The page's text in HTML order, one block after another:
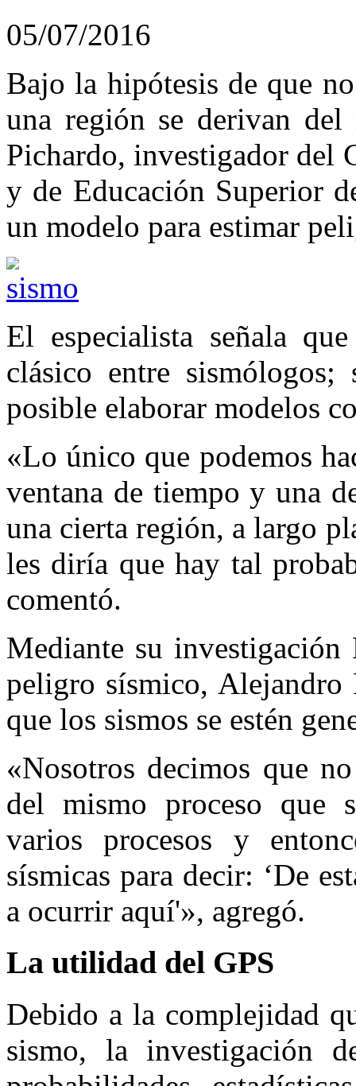
05/07/2016
Bajo la hipótesis de que
una región se derivan del
Pichardo, investigador del
y de Educación Superior
un modelo para estimar
El especialista señala
clásico entre
posible elaborar modelos
«Lo único que podemos
ventana de tiempo y una
una cierta región, a largo
les diría que hay tal
comentó.
Mediante su
peligro sísmico,
que los sismos se estén
«Nosotros decimos que
del mismo proceso que
varios procesos y
sísmicas para decir: ‘De
a ocurrir aquí'», agregó.
La utilidad del GPS
Debido a la complejidad
sismo, la investigación